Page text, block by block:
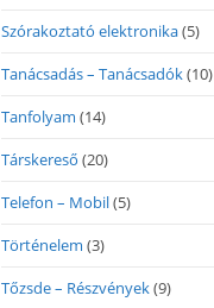
Szórakoztató elektronika(5)
Tanácsadás – Tanácsadók(10)
Tanfolyam (14)
Társkereső (20)
Telefon – Mobil(5)
Történelem (3)
Tőzsde – Részvények(9)